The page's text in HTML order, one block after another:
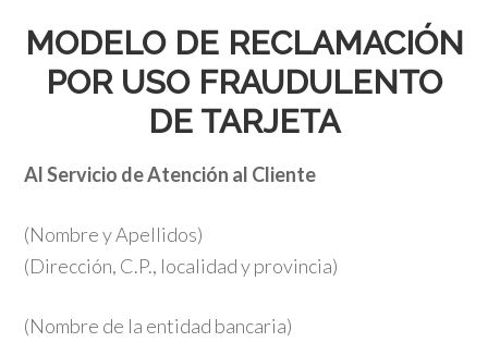
MODELO DE RECLAMACIÓN
POR USO FRAUDULENTO
DE TARJETA
Al Servicio de Atención al Cliente
(Nombre y Apellidos)
(Dirección, C.P., localidad y provincia)
(Nombre de la entidad bancaria)